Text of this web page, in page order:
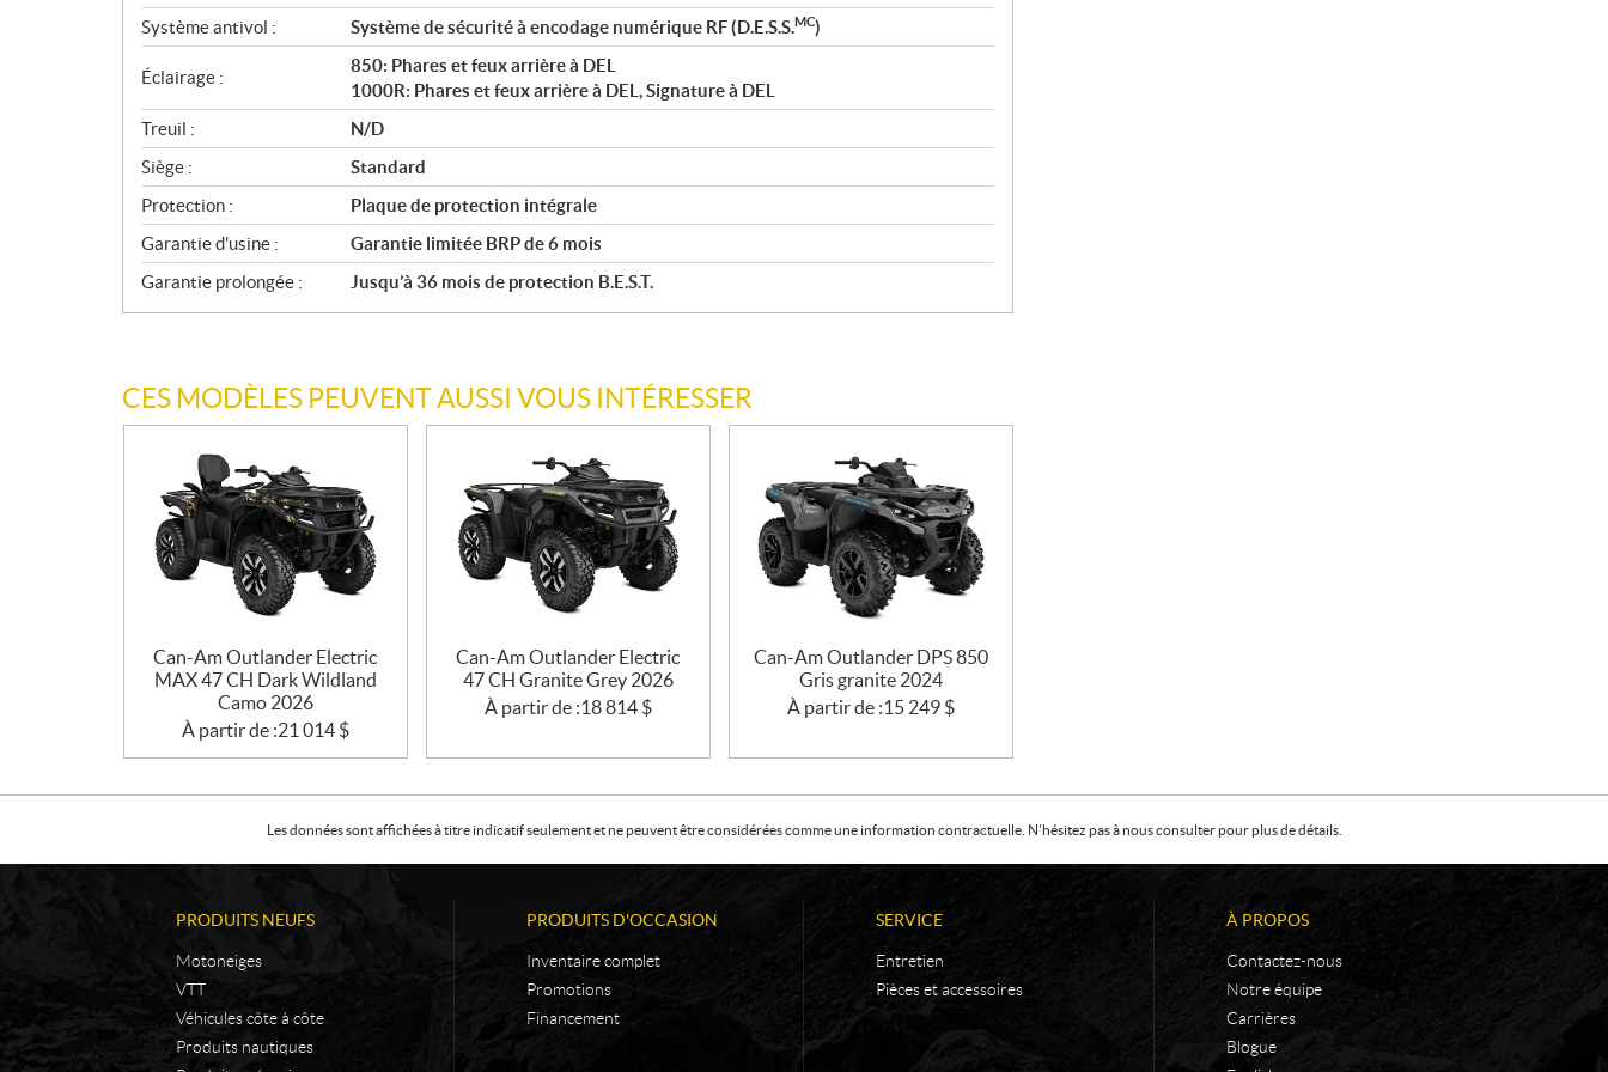
Système antivol :
Système de sécurité à encodage numérique RF (D.E.S.S.MC)
Éclairage :
850: Phares et feux arrière à DEL
1000R: Phares et feux arrière à DEL, Signature à DEL
Treuil :
N/D
Siège :
Standard
Protection :
Plaque de protection intégrale
Garantie d'usine :
Garantie limitée BRP de 6 mois
Garantie prolongée :
Jusqu’à 36 mois de protection B.E.S.T.
CES MODÈLES PEUVENT AUSSI VOUS INTÉRESSER
Can-Am Outlander Electric
MAX 47 CH Dark Wildland
Camo 2026
À partir de :21 014 $
Can-Am Outlander Electric
47 CH Granite Grey 2026
À partir de :18 814 $
Can-Am Outlander DPS 850
Gris granite 2024
À partir de :15 249 $
Les données sont affichées à titre indicatif seulement et ne peuvent être considérées comme une information contractuelle. N'hésitez pas à nous consulter pour plus de détails.
PRODUITS NEUFS
Motoneiges
VTT
Véhicules côte à côte
Produits nautiques
PRODUITS D'OCCASION
Inventaire complet
Promotions
Financement
SERVICE
Entretien
Pièces et accessoires
À PROPOS
Contactez-nous
Notre équipe
Carrières
Blogue